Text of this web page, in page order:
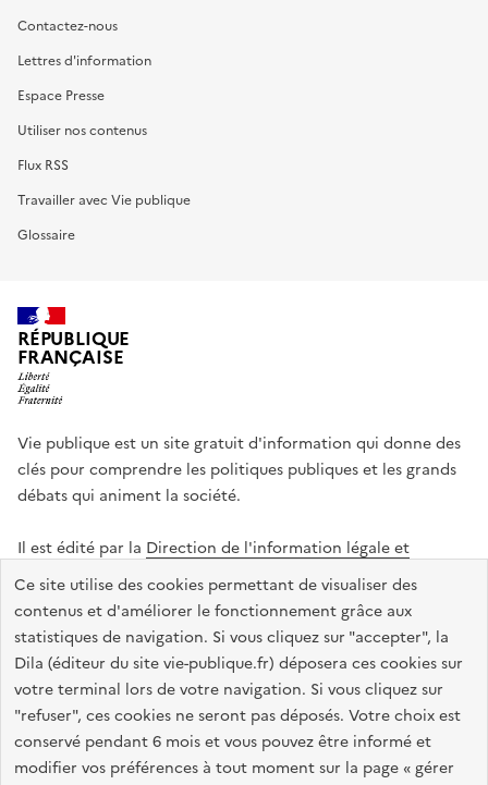
Ce site utilise des cookies permettant de visualiser des
contenus et d'améliorer le fonctionnement grâce aux
statistiques de navigation. Si vous cliquez sur "accepter", la
Dila (éditeur du site vie-publique.fr) déposera ces cookies sur
votre terminal lors de votre navigation. Si vous cliquez sur
"refuser", ces cookies ne seront pas déposés. Votre choix est
conservé pendant 6 mois et vous pouvez être informé et
modifier vos préférences à tout moment sur la page « gérer
Contactez-nous
Lettres d'information
Espace Presse
Utiliser nos contenus
Flux RSS
Travailler avec Vie publique
Glossaire
RÉPUBLIQUE
FRANÇAISE
Vie publique est un site gratuit d'information qui donne des
clés pour comprendre les politiques publiques et les grands
débats qui animent la société.
Il est édité par la Direction de l'information légale et
administrative
legifrance.gouv.fr info.gouv.fr
data.gouv.fr
service-public.gouv.fr
Accessibilité : totalement conforme Données personnelles